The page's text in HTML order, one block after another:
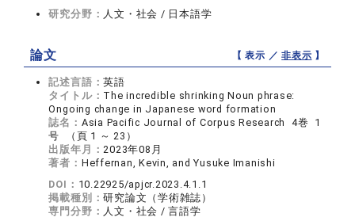
研究分野： 人文・社会 / 日本語学
論文 【 表示 ／非表示 】
記述言語：英語
タイトル： The incredible shrinking Noun phrase:
Ongoing change in Japanese word formation
誌名： Asia Pacific Journal of Corpus Research 4巻 1
号 （頁 1 ～ 23）
出版年月：2023年08月
著者： Heffernan, Kevin, and Yusuke Imanishi
DOI： 10.22925/apjcr.2023.4.1.1
掲載種別：研究論文（学術雑誌）
専門分野： 人文・社会 / 言語学